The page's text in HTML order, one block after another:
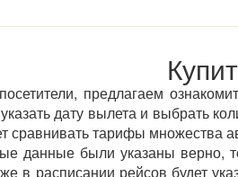
предлагаем
дату вылета и выбрать
сравнивать тарифы множества
данные были указаны верно,
в расписании рейсов будет